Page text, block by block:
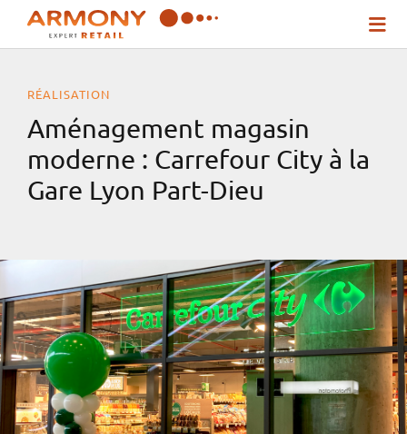
Passer
Qui sommes-nous ?
Nos solutions
Actualités
Contact
RÉALISATION
Aménagement magasin
moderne : Carrefour City à la
Gare Lyon Part-Dieu